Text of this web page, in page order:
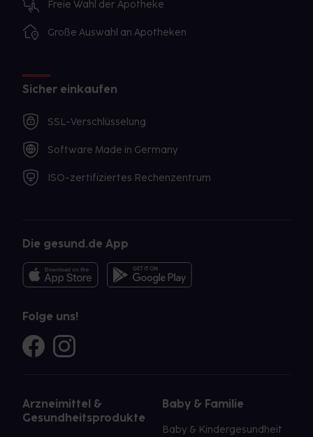
Freie Wahl der Apotheke
Große Auswahl an Apotheken
Sicher einkaufen
SSL-Verschlüsselung
Software Made in Germany
ISO-zertifiziertes Rechenzentrum
Die gesund.de App
Folge uns!
Arzneimittel &
Gesundheitsprodukte
Baby & Familie
Baby & Kindergesundheit